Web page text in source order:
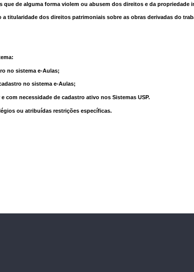
de alguma forma violem ou abusem dos direitos e da propriedade
a titularidade dos direitos patrimoniais sobre as obras derivadas do
no sistema e-Aulas;
no sistema e-Aulas;
com necessidade de cadastro ativo nos Sistemas USP.
ou atribuídas restrições específicas.